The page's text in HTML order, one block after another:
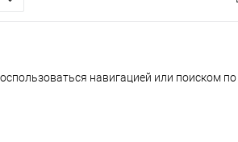
навигацией или поиском по